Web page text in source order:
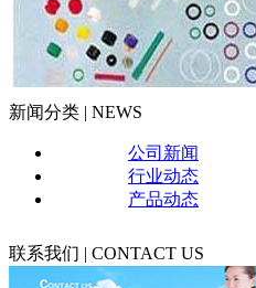
新闻分类 | NEWS
公司新闻
行业动态
产品动态
联系我们 | CONTACT US